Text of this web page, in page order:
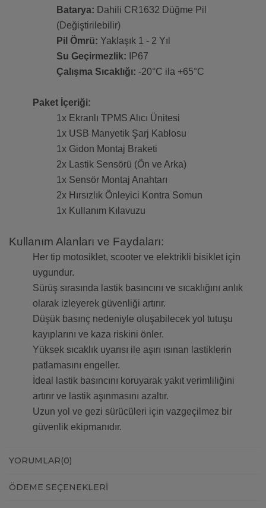
Batarya: Dahili CR1632 Düğme Pil
(Değiştirilebilir)
Pil Ömrü: Yaklaşık 1 - 2 Yıl
Su Geçirmezlik: IP67
Çalışma Sıcaklığı: -20°C ila +65°C
Paket İçeriği:
1x Ekranlı TPMS Alıcı Ünitesi
1x USB Manyetik Şarj Kablosu
1x Gidon Montaj Braketi
2x Lastik Sensörü (Ön ve Arka)
1x Sensör Montaj Anahtarı
2x Hırsızlık Önleyici Kontra Somun
1x Kullanım Kılavuzu
Kullanım Alanları ve Faydaları:
Her tip motosiklet, scooter ve elektrikli bisiklet için
uygundur.
Sürüş sırasında lastik basıncını ve sıcaklığını anlık
olarak izleyerek güvenliği artırır.
Düşük basınç nedeniyle oluşabilecek yol tutuşu
kayıplarını ve kaza riskini önler.
Yüksek sıcaklık uyarısı ile aşırı ısınan lastiklerin
patlamasını engeller.
İdeal lastik basıncını koruyarak yakıt verimliliğini
artırır ve lastik aşınmasını azaltır.
Uzun yol ve gezi sürücüleri için vazgeçilmez bir
güvenlik ekipmanıdır.
YORUMLAR(0)
ÖDEME SEÇENEKLERI